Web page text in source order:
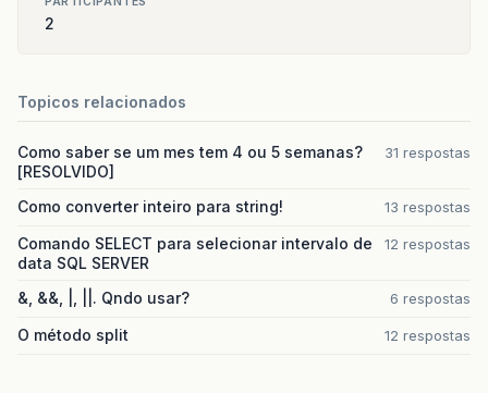
2
Topicos relacionados
Como saber se um mes tem 4 ou 5 semanas?
[RESOLVIDO]
31 respostas
Como converter inteiro para string! 13 respostas
Comando SELECT para selecionar intervalo de
data SQL SERVER
12 respostas
&, &&, |, ||. Qndo usar? 6 respostas
O método split 12 respostas